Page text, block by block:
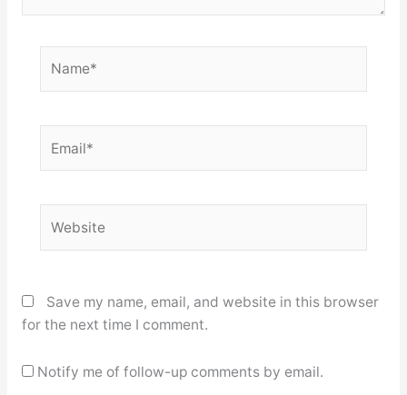
Save my name, email, and website in this browser
for the next time I comment.
Notify me of follow-up comments by email.